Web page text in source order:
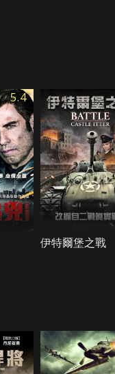
5.4
伊特爾堡之戰